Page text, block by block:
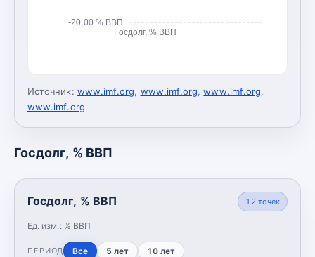
-20,00 % ВВП
Госдолг, % ВВП
Источник: www.imf.org, www.imf.org,www.imf.org,
www.imf.org
Госдолг, % ВВП
Госдолг, % ВВП
Ед. изм.: % ВВП
12 точек
ПЕРИОД Все 5 лет 10 лет